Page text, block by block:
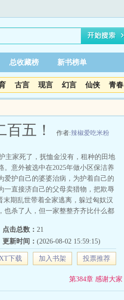
总收藏榜 新书榜单
古言 现言 幻言 仙侠 青春
五！ 作者:辣椒爱吃米粉
家死了，抚恤金没有，租种的田地
意外被选中在2025年做小区保洁养
爱护自己的婆婆治病，为护着自己的
一直接济自己的父母卖猎物，把欺辱
末期乱世带着全家逃离，躲过匈奴汉
也杀了人，但一家整整齐齐比什么都
点击总数： 21
更新时间： (2026-08-02 15:59:15)
下载 加入书架 投票推荐
第384章 感谢大家